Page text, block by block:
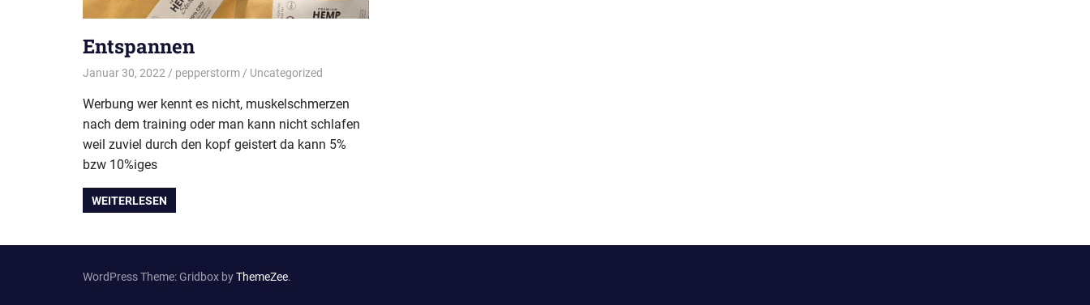
Entspannen
Januar 30, 2022 pepperstorm Uncategorized
Werbung wer kennt es nicht, muskelschmerzen
nach dem training oder man kann nicht schlafen
weil zuviel durch den kopf geistert da kann 5%
bzw 10%iges
WEITERLESEN
WordPress Theme: Gridbox byThemeZee.